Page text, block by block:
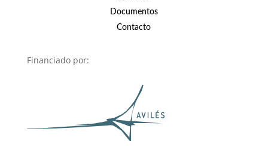
Documentos
Contacto
Financiado por: